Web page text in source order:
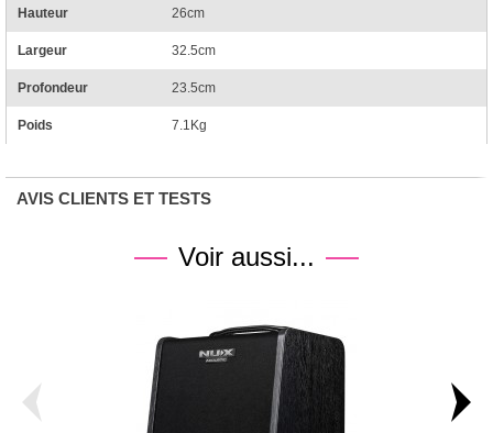
Hauteur 26cm
Largeur 32.5cm
Profondeur 23.5cm
Poids 7.1Kg
AVIS CLIENTS ET TESTS
Voir aussi...